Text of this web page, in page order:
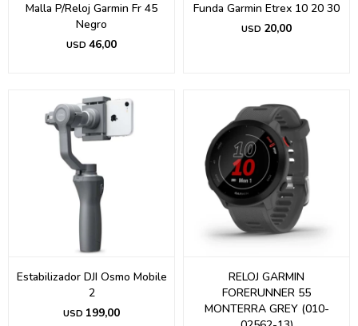
Malla P/Reloj Garmin Fr 45
Negro
USD 46,00
Funda Garmin Etrex 10 20 30
USD 20,00
Estabilizador DJI Osmo Mobile
2
USD 199,00
RELOJ GARMIN
FORERUNNER 55
MONTERRA GREY (010-